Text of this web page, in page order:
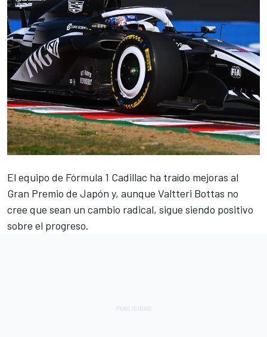
El equipo de Fórmula 1 Cadillac ha traído mejoras al
Gran Premio de Japón y, aunque Valtteri Bottas no
cree que sean un cambio radical, sigue siendo positivo
sobre el progreso.